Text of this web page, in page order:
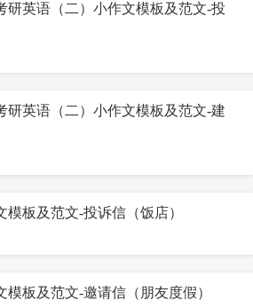
研英语（二）小作文模板及范文-投
研英语（二）小作文模板及范文-建
板及范文-投诉信（饭店）
板及范文-邀请信（朋友度假）